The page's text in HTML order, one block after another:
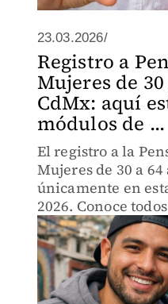
23.03.2026/
Registro a
Mujeres de
CdMx: aquí
módulos de ...
El registro a la
Mujeres de 30 a
únicamente en
2026. Conoce